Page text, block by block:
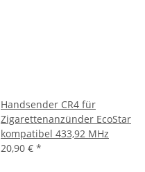
Handsender CR4 für
Zigarettenanzünder EcoStar
kompatibel 433,92 MHz
20,90 € *